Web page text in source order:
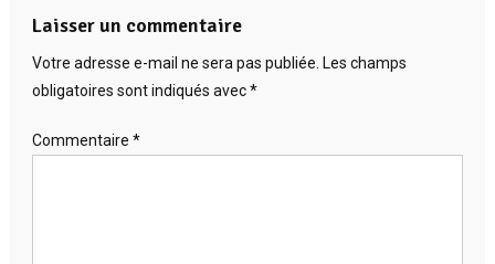
Laisser un commentaire
Votre adresse e-mail ne sera pas publiée. Les champs
obligatoires sont indiqués avec*
Commentaire *